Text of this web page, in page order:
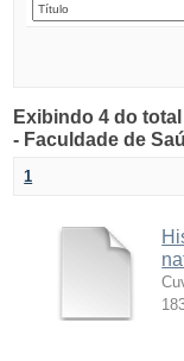
Exibindo 4 do
- Faculdade de
1